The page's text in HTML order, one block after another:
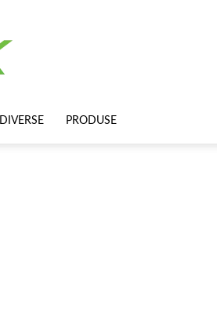
DIVERSE PRODUSE